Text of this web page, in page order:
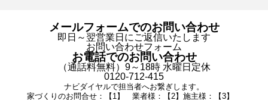
メールフォームでのお問い合わせ
即日～翌営業日にご返信いたします
お問い合わせフォーム
お電話でのお問い合わせ
（通話料無料）9～18時 水曜日定休
0120-712-415
ナビダイヤルで担当者へお繋ぎします。
家づくりのお問合せ：【1】 業者様：【2】施主様：【3】